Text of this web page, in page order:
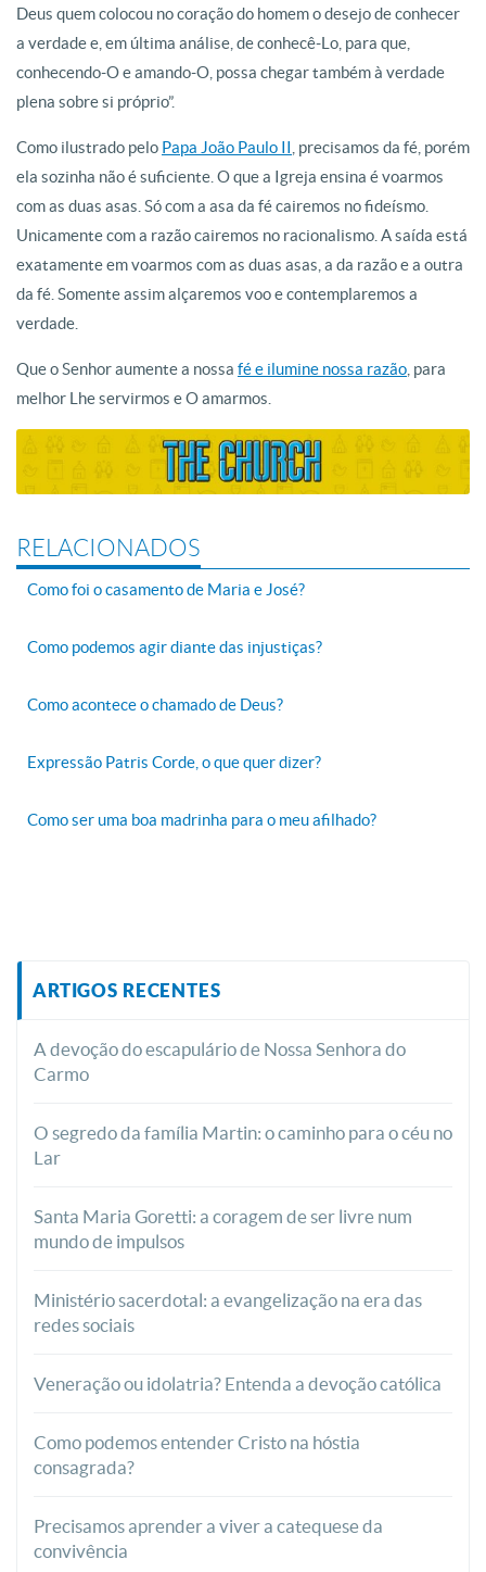
Deus quem colocou no coração do homem o desejo de conhecer
a verdade e, em última análise, de conhecê-Lo, para que,
conhecendo-O e amando-O, possa chegar também à verdade
plena sobre si próprio”.
Como ilustrado pelo Papa João Paulo II , precisamos da fé, porém
ela sozinha não é suficiente. O que a Igreja ensina é voarmos
com as duas asas. Só com a asa da fé cairemos no fideísmo.
Unicamente com a razão cairemos no racionalismo. A saída está
exatamente em voarmos com as duas asas, a da razão e a outra
da fé. Somente assim alçaremos voo e contemplaremos a
verdade.
Que o Senhor aumente a nossa fé e ilumine nossa razão , para
melhor Lhe servirmos e O amarmos.
RELACIONADOS
Como foi o casamento de Maria e José?
Como podemos agir diante das injustiças?
Como acontece o chamado de Deus?
Expressão Patris Corde, o que quer dizer?
Como ser uma boa madrinha para o meu afilhado?
ARTIGOS RECENTES
A devoção do escapulário de Nossa Senhora do
Carmo
O segredo da família Martin: o caminho para o céu no
Lar
Santa Maria Goretti: a coragem de ser livre num
mundo de impulsos
Ministério sacerdotal: a evangelização na era das
redes sociais
Veneração ou idolatria? Entenda a devoção católica
Como podemos entender Cristo na hóstia
consagrada?
Precisamos aprender a viver a catequese da
convivência